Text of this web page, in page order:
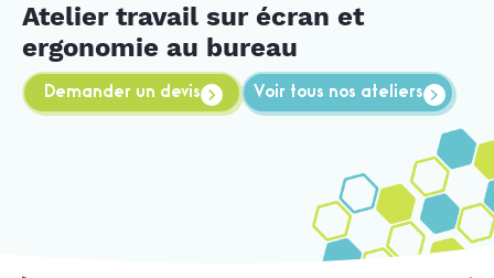
Atelier travail sur écran et
ergonomie au bureau
Demander un devis Voir tous nos ateliers